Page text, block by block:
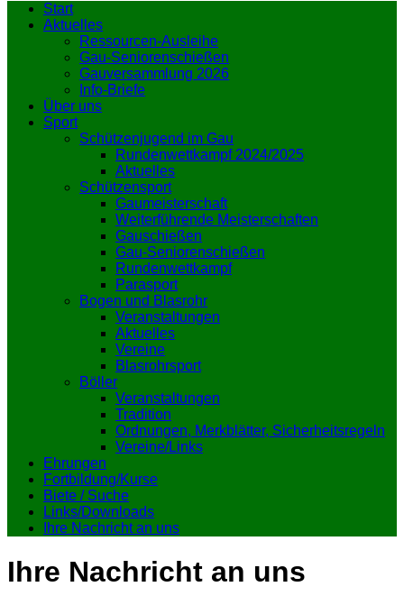
Start
Aktuelles
Ressourcen-Ausleihe
Gau-Seniorenschießen
Gauversammlung 2026
Info-Briefe
Über uns
Sport
Schützenjugend im Gau
Rundenwettkampf 2024/2025
Aktuelles
Schützensport
Gaumeisterschaft
Weiterführende Meisterschaften
Gauschießen
Gau-Seniorenschießen
Rundenwettkampf
Parasport
Bogen und Blasrohr
Veranstaltungen
Aktuelles
Vereine
Blasrohrsport
Böller
Veranstaltungen
Tradition
Ordnungen, Merkblätter, Sicherheitsregeln
Vereine/Links
Ehrungen
Fortbildung/Kurse
Biete / Suche
Links/Downloads
Ihre Nachricht an uns
Ihre Nachricht an uns